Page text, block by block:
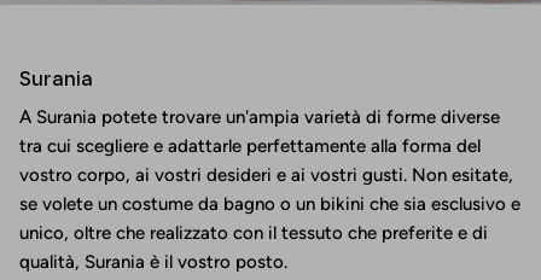
Surania
A Surania potete trovare un'ampia varietà di forme diverse
tra cui scegliere e adattarle perfettamente alla forma del
vostro corpo, ai vostri desideri e ai vostri gusti. Non esitate,
se volete un costume da bagno o un bikini che sia esclusivo e
unico, oltre che realizzato con il tessuto che preferite e di
qualità, Surania è il vostro posto.